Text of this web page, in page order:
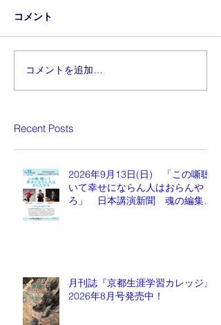
コメント
コメントを追加…
Recent Posts
2026年9月13日(日) 「この噺聴
いて幸せにならん人はおらんや
ろ」 日本講演新聞 魂の編集
月刊誌『京都生涯学習カレッジ』
2026年8月号発売中！